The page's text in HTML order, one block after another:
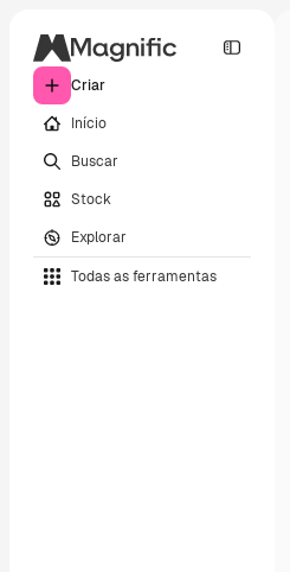
Criar
Início
Buscar
Stock
Explorar
Todas as ferramentas